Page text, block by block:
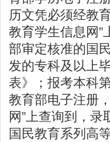
历文凭必须经教
教育学生信息网”
部审定核准的国
发的专科及以上
表》；报考本科
教育部电子注册
网”上查询到，
国民教育系列高